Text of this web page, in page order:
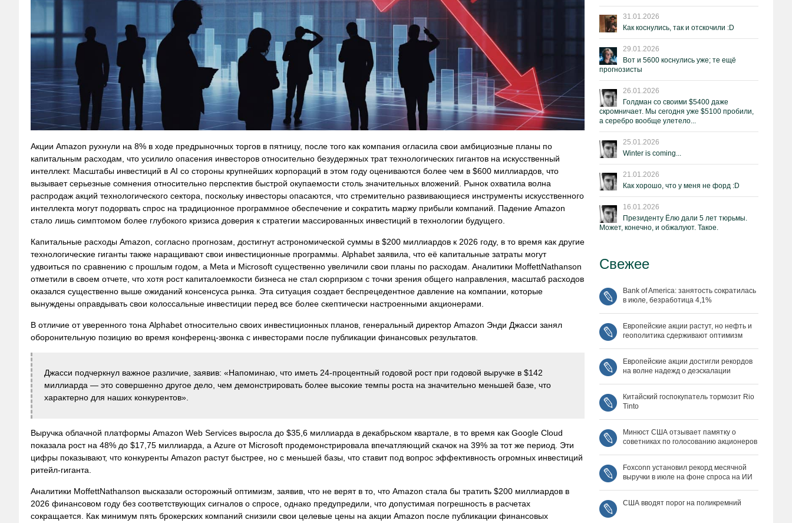
Акции Amazon рухнули на 8% в ходе предрыночных торгов в пятницу, после того как компания огласила свои амбициозные планы по
капитальным расходам, что усилило опасения инвесторов относительно безудержных трат технологических гигантов на искусственный
интеллект. Масштабы инвестиций в AI со стороны крупнейших корпораций в этом году оцениваются более чем в $600 миллиардов, что
вызывает серьезные сомнения относительно перспектив быстрой окупаемости столь значительных вложений. Рынок охватила волна
распродаж акций технологического сектора, поскольку инвесторы опасаются, что стремительно развивающиеся инструменты искусственного
интеллекта могут подорвать спрос на традиционное программное обеспечение и сократить маржу прибыли компаний. Падение Amazon
стало лишь симптомом более глубокого кризиса доверия к стратегии массированных инвестиций в технологии будущего.
Капитальные расходы Amazon, согласно прогнозам, достигнут астрономической суммы в $200 миллиардов к 2026 году, в то время как другие
технологические гиганты также наращивают свои инвестиционные программы. Alphabet заявила, что её капитальные затраты могут
удвоиться по сравнению с прошлым годом, а Meta и Microsoft существенно увеличили свои планы по расходам. Аналитики MoffettNathanson
отметили в своем отчете, что хотя рост капиталоемкости бизнеса не стал сюрпризом с точки зрения общего направления, масштаб расходов
оказался существенно выше ожиданий консенсуса рынка. Эта ситуация создает беспрецедентное давление на компании, которые
вынуждены оправдывать свои колоссальные инвестиции перед все более скептически настроенными акционерами.
В отличие от уверенного тона Alphabet относительно своих инвестиционных планов, генеральный директор Amazon Энди Джасси занял
оборонительную позицию во время конференц-звонка с инвесторами после публикации финансовых результатов.
Джасси подчеркнул важное различие, заявив: «Напоминаю, что иметь 24-процентный годовой рост при годовой выручке в $142
миллиарда — это совершенно другое дело, чем демонстрировать более высокие темпы роста на значительно меньшей базе, что
характерно для наших конкурентов».
Выручка облачной платформы Amazon Web Services выросла до $35,6 миллиарда в декабрьском квартале, в то время как Google Cloud
показала рост на 48% до $17,75 миллиарда, а Azure от Microsoft продемонстрировала впечатляющий скачок на 39% за тот же период. Эти
цифры показывают, что конкуренты Amazon растут быстрее, но с меньшей базы, что ставит под вопрос эффективность огромных инвестиций
ритейл-гиганта.
Аналитики MoffettNathanson высказали осторожный оптимизм, заявив, что не верят в то, что Amazon стала бы тратить $200 миллиардов в
2026 финансовом году без соответствующих сигналов о спросе, однако предупредили, что допустимая погрешность в расчетах
сокращается. Как минимум пять брокерских компаний снизили свои целевые цены на акции Amazon после публикации финансовых
31.01.2026
Как коснулись, так и отскочили :D
29.01.2026
Вот и 5600 коснулись уже; те ещё
прогнозисты
26.01.2026
Голдман со своими $5400 даже
скромничает. Мы сегодня уже $5100 пробили,
а серебро вообще улетело...
25.01.2026
Winter is coming...
21.01.2026
Как хорошо, что у меня не форд :D
16.01.2026
Президенту Ёлю дали 5 лет тюрьмы.
Может, конечно, и обжалуют. Такое.
Свежее
Bank of America: занятость сократилась
в июле, безработица 4,1%
Европейские акции растут, но нефть и
геополитика сдерживают оптимизм
Европейские акции достигли рекордов
на волне надежд о деэскалации
Китайский госпокупатель тормозит Rio
Tinto
Минюст США отзывает памятку о
советниках по голосованию акционеров
Foxconn установил рекорд месячной
выручки в июле на фоне спроса на ИИ
США вводят порог на поликремний